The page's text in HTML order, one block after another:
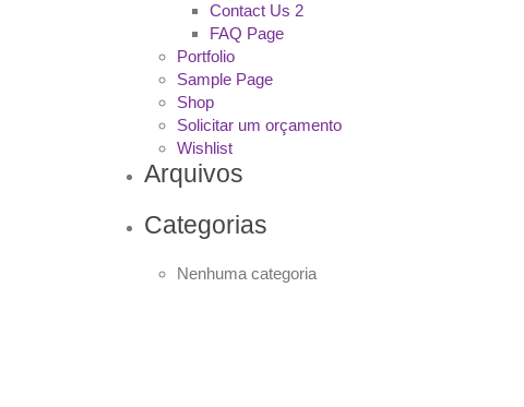
Contact Us 2
FAQ Page
Portfolio
Sample Page
Shop
Solicitar um orçamento
Wishlist
Arquivos
Categorias
Nenhuma categoria